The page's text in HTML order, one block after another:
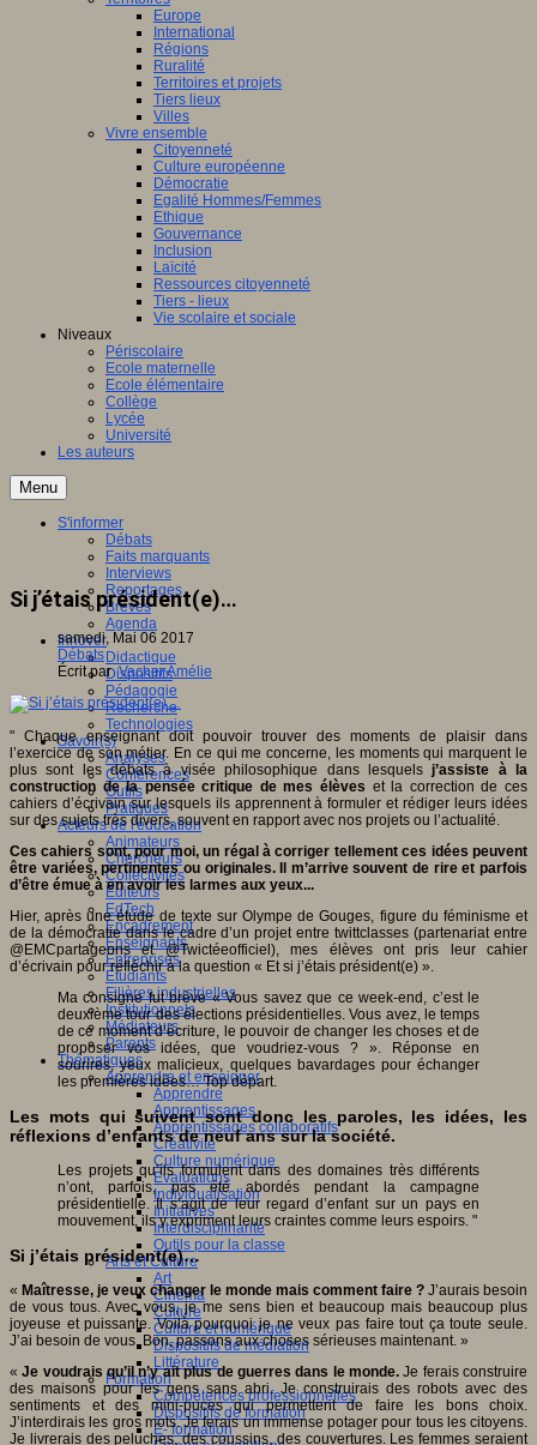
Europe
International
Régions
Ruralité
Territoires et projets
Tiers lieux
Villes
Vivre ensemble
Citoyenneté
Culture européenne
Démocratie
Egalité Hommes/Femmes
Ethique
Gouvernance
Inclusion
Laïcité
Ressources citoyenneté
Tiers - lieux
Vie scolaire et sociale
Niveaux
Périscolaire
Ecole maternelle
Ecole élémentaire
Collège
Lycée
Université
Les auteurs
Menu
S'informer
Débats
Faits marquants
Interviews
Reportages
Brèves
Agenda
Innover
Didactique
Dispositifs
Pédagogie
Recherche
Technologies
Savoir(s)
Analyses
Conférences
Outils
Pratiques
Acteurs de l'éducation
Animateurs
Chercheurs
Collectivités
Editeurs
EdTech
Encadrement
Enseignants
Entreprises
Etudiants
Filières industrielles
Institutionnels
Médiateurs
Parents
Thématiques
Apprendre et enseigner
Apprendre
Apprentissages
Apprentissages collaboratifs
Créativité
Culture numérique
Evaluations
Individualisation
Initiatives
Interdisciplinarité
Outils pour la classe
Arts et Culture
Art
Cinéma
Culture
Culture et numérique
Dispositifs de médiation
Littérature
Formation
Compétences professionnelles
Dispositifs de formation
E- formation
Si j’étais président(e)…
samedi, Mai 06 2017
Débats
Écrit parVacher Amélie
" Chaque enseignant doit pouvoir trouver des moments de plaisir dans
l’exercice de son métier. En ce qui me concerne, les moments qui marquent le
plus sont les débats à visée philosophique dans lesquelsj’assiste à la
construction de la pensée critique de mes élèves et la correction de ces
cahiers d’écrivain sur lesquels ils apprennent à formuler et rédiger leurs idées
sur des sujets très divers, souvent en rapport avec nos projets ou l’actualité.
Ces cahiers sont, pour moi, un régal à corriger tellement ces idées peuvent
être variées, pertinentes ou originales. Il m’arrive souvent de rire et parfois
d’être émue à en avoir les larmes aux yeux...
Hier, après une étude de texte sur Olympe de Gouges, figure du féminisme et
de la démocratie dans le cadre d’un projet entre twittclasses (partenariat entre
@EMCpartageons et @Twictéeofficiel), mes élèves ont pris leur cahier
d’écrivain pour réfléchir à la question « Et si j’étais président(e) ».
Ma consigne fut brève « Vous savez que ce week-end, c’est le
deuxième tour des élections présidentielles. Vous avez, le temps
de ce moment d’écriture, le pouvoir de changer les choses et de
proposer vos idées, que voudriez-vous ? ». Réponse en
sourires, yeux malicieux, quelques bavardages pour échanger
les premières idées… Top départ.
Les mots qui suivent sont donc les paroles, les idées, les
réflexions d’enfants de neuf ans sur la société.
Les projets qu’ils formulent dans des domaines très différents
n’ont, parfois, pas été abordés pendant la campagne
présidentielle. Il s’agit de leur regard d’enfant sur un pays en
mouvement, ils y expriment leurs craintes comme leurs espoirs. "
Si j’étais président(e)…
« Maîtresse, je veux changer le monde mais comment faire ? J’aurais besoin
de vous tous. Avec vous, je me sens bien et beaucoup mais beaucoup plus
joyeuse et puissante. Voilà pourquoi je ne veux pas faire tout ça toute seule.
J’ai besoin de vous. Bon, passons aux choses sérieuses maintenant. »
«Je voudrais qu’il n’y ait plus de guerres dans le monde.Je ferais construire
des maisons pour les gens sans abri. Je construirais des robots avec des
sentiments et des mini-puces qui permettent de faire les bons choix.
J’interdirais les gros mots. Je ferais un immense potager pour tous les citoyens.
Je livrerais des peluches, des coussins, des couvertures. Les femmes seraient